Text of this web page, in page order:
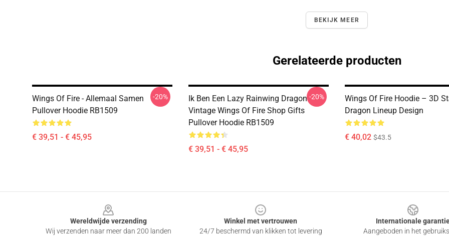
BEKIJK MEER
Gerelateerde producten
Wings Of Fire - Allemaal Samen
Pullover Hoodie RB1509
€ 39,51 - € 45,95
-20%
Ik Ben Een Lazy Rainwing Dragon
Vintage Wings Of Fire Shop Gifts
Pullover Hoodie RB1509
€ 39,51 - € 45,95
-20%
Wings Of Fire Hoodie – 3D
Dragon Lineup Design
€ 40,02 $43.5
Wereldwijde verzending
Wij verzenden naar meer dan 200 landen
Winkel met vertrouwen
24/7 beschermd van klikken tot levering
Internationale
Aangeboden in het